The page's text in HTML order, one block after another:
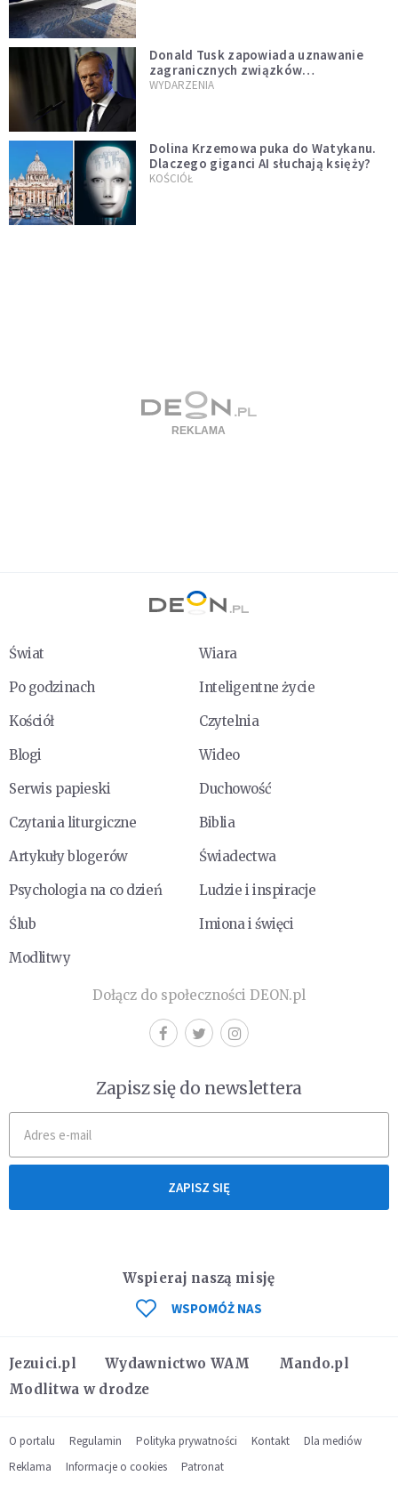
Donald Tusk zapowiada uznawanie
zagranicznych związków
jednopłciowych. "Państwo oblało ten
WYDARZENIA
Dolina Krzemowa puka do Watykanu.
Dlaczego giganci AI słuchają księży?
KOŚCIÓŁ
Świat
Wiara
Po godzinach
Inteligentne życie
Kościół
Czytelnia
Blogi
Wideo
Serwis papieski
Duchowość
Czytania liturgiczne
Biblia
Artykuły blogerów
Świadectwa
Psychologia na co dzień
Ludzie i inspiracje
Ślub
Imiona i święci
Modlitwy
Dołącz do społeczności DEON.pl
Zapisz się do newslettera
ZAPISZ SIĘ
Jezuici.pl Wydawnictwo WAM
Mando.pl
Modlitwa w drodze
Wspieraj naszą misję
WSPOMÓŻ NAS
O portalu Regulamin Polityka prywatności Kontakt
Dla mediów
Reklama
Informacje o cookies Patronat